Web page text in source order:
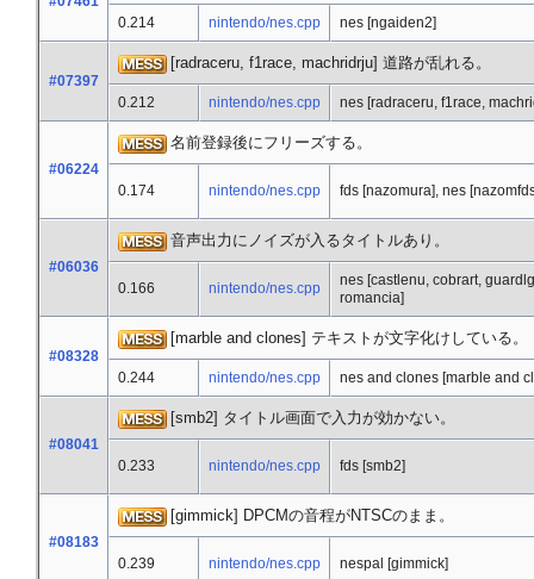
0.214 nintendo/nes.cpp nes [ngaiden2]
#07397
[radraceru, f1race, machridrju] 道路が乱れる。
0.212 nintendo/nes.cpp nes [radraceru, f1race,
#06224
名前登録後にフリーズする。
0.174 nintendo/nes.cpp fds [nazomura], nes
#06036
音声出力にノイズが入るタイトルあり。
0.166 nintendo/nes.cpp
nes [castlenu, cobrart,
romancia]
#08328
[marble and clones] テキストが文字化けしている。
0.244 nintendo/nes.cpp nes and clones [marble and
#08041
[smb2] タイトル画面で入力が効かない。
0.233 nintendo/nes.cpp fds [smb2]
#08183
[gimmick] DPCMの音程がNTSCのまま。
0.239 nintendo/nes.cpp nespal [gimmick]